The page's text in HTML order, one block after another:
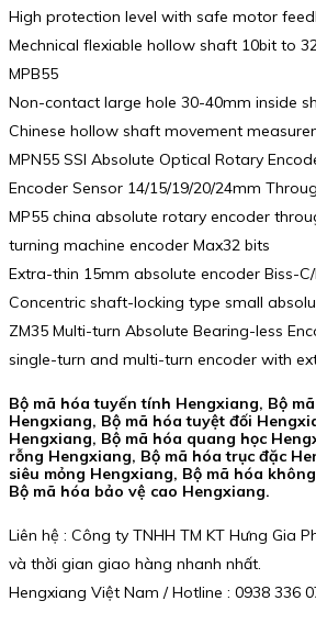
High protection level with safe motor
Mechnical flexiable hollow shaft 10bit to
MPB55
Non-contact large hole 30-40mm inside
Chinese hollow shaft movement
MPN55 SSI Absolute Optical Rotary
Encoder Sensor 14/15/19/20/24mm
MP55 china absolute rotary encoder
turning machine encoder Max32 bits
Extra-thin 15mm absolute encoder Biss-C/
Concentric shaft-locking type small
ZM35 Multi-turn Absolute Bearing-less
single-turn and multi-turn encoder with
Bộ mã hóa tuyến tính Hengxiang, Bộ
Hengxiang, Bộ mã hóa tuyệt đối
Hengxiang, Bộ mã hóa quang học
rỗng Hengxiang, Bộ mã hóa trục đặc
siêu mỏng Hengxiang, Bộ mã hóa
Bộ mã hóa bảo vệ cao Hengxiang.
Liên hệ : Công ty TNHH TM KT Hưng Gia
và thời gian giao hàng nhanh nhất.
Hengxiang Việt Nam / Hotline : 0938 336